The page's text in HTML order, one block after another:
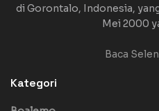
di Gorontalo, Indonesia,
Mei 2000
Baca
Kategori